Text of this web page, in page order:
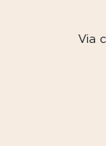
Via